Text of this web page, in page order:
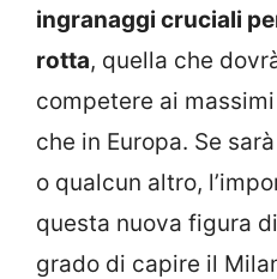
ingranaggi cruciali
rotta, quella che
competere ai
che in Europa. Se
o qualcun altro,
questa nuova figura
grado di capire il